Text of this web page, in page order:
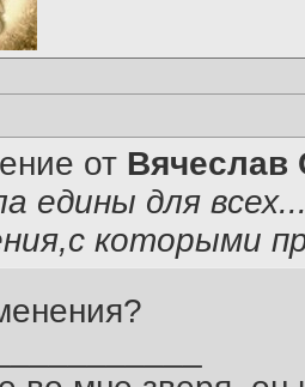
от Вячеслав
едины для
которыми